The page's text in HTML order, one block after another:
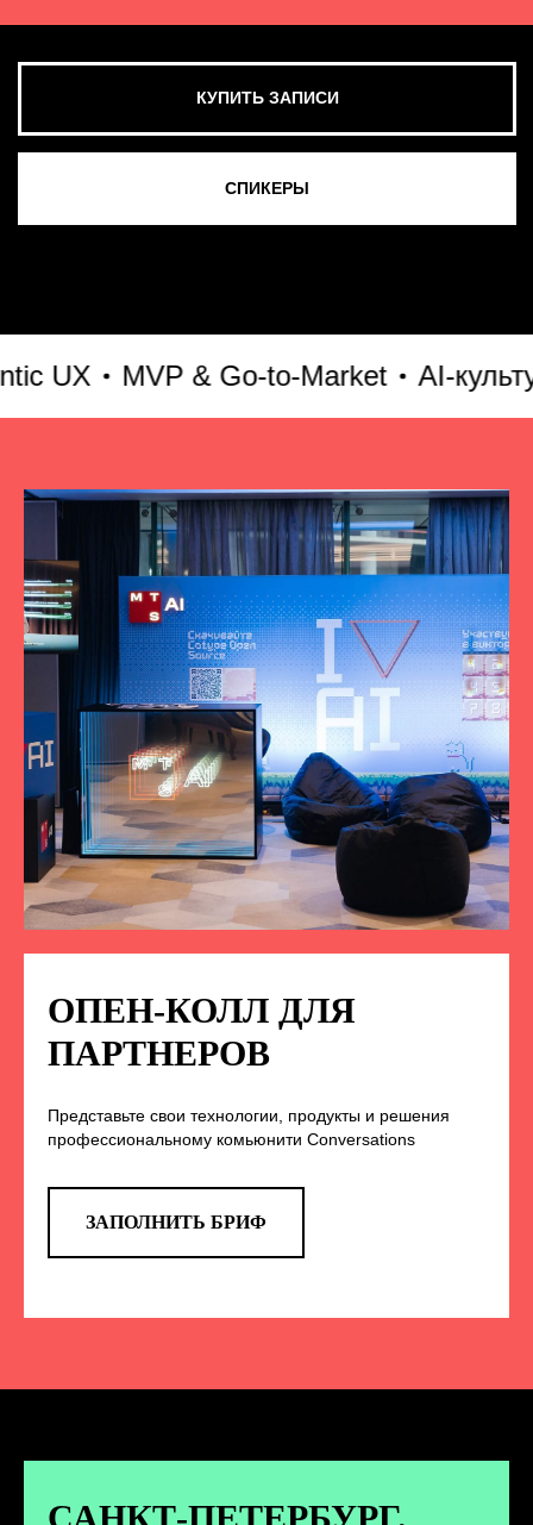
MVP & Go-to-Market AI-
ОПЕН-КОЛЛ ДЛЯ
ПАРТНЕРОВ
Представьте свои технологии, продукты и решения
профессиональному комьюнити Conversations
ЗАПОЛНИТЬ БРИФ
СМОТРЕТЬ ВСЕ ФОТО
НА НАС В СОЦСЕТЯХ
TELEGRAM
анонс новых спикеров и другие
новости конференции